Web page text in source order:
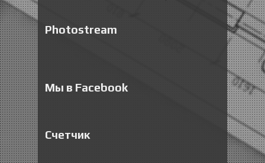
Photostream
Мы в Facebook
Счетчик